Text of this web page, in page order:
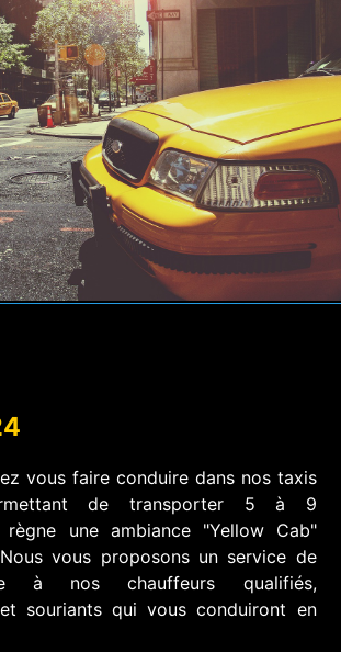
vous faire conduire dans nos taxis
de transporter 5 à 9
règne une ambiance "Yellow Cab"
vous proposons un service de
à nos chauffeurs qualifiés,
souriants qui vous conduiront en